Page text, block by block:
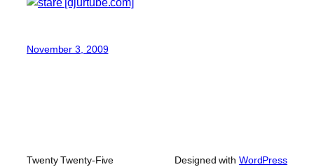
November 3, 2009
Twenty Twenty-Five Designed with WordPress